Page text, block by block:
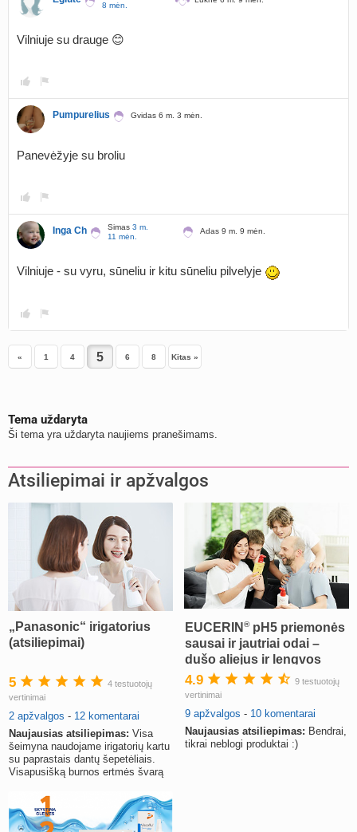
8 mėn.
Vilniuje su drauge 😊
Pumpurelius Gvidas 6 m. 3 mėn.
Panevėžyje su broliu
Inga Ch Simas 3 m.
11 mėn.
Adas 9 m. 9 mėn.
Vilniuje - su vyru, sūneliu ir kitu sūneliu pilvelyje
« 1 4 6 8 Kitas »
Tema uždaryta
Ši tema yra uždaryta naujiems pranešimams.
Atsiliepimai ir apžvalgos
„Panasonic“ irigatorius
(atsiliepimai)
5
4 testuotojų
vertinimai
2 apžvalgos - 12 komentarai
Naujausias atsiliepimas: Visa
šeimyna naudojame irigatorių kartu
su paprastais dantų šepetėliais.
Visapusišką burnos ertmės švarą
EUCERIN ®pH5 priemonės
sausai ir jautriai odai –
dušo aliejus ir lengvos
tekstūros kūno losjonas
4.9
9 testuotojų
vertinimai
9 apžvalgos - 10 komentarai
Naujausias atsiliepimas: Bendrai,
tikrai neblogi produktai :)